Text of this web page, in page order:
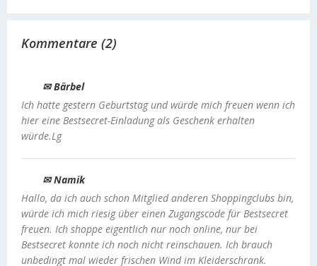
Kommentare (2)
✉ Bärbel
Ich hatte gestern Geburtstag und würde mich freuen wenn ich
hier eine Bestsecret-Einladung als Geschenk erhalten
würde.Lg
✉ Namik
Hallo, da ich auch schon Mitglied anderen Shoppingclubs bin,
würde ich mich riesig über einen Zugangscode für Bestsecret
freuen. Ich shoppe eigentlich nur noch online, nur bei
Bestsecret konnte ich noch nicht reinschauen. Ich brauch
unbedingt mal wieder frischen Wind im Kleiderschrank.